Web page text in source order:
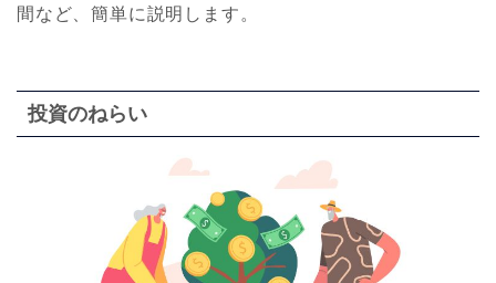
間など、簡単に説明します。
投資のねらい